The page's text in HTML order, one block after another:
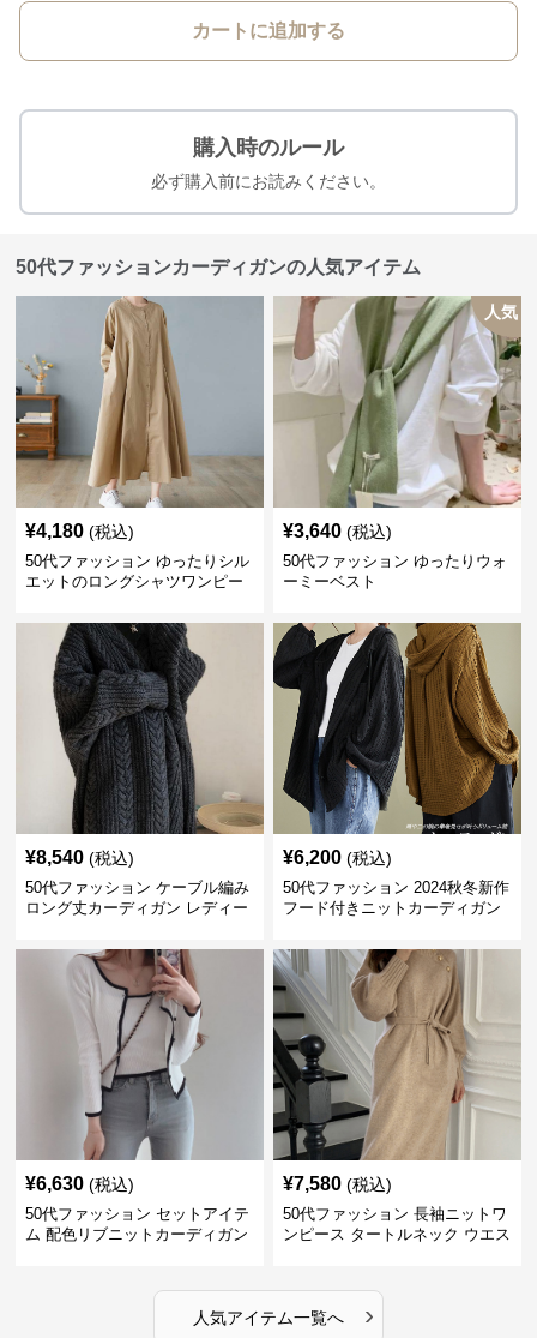
カートに追加する
購入時のルール
必ず購入前にお読みください。
50代ファッションカーディガンの人気アイテム
¥4,180 (税込)
50代ファッション ゆったりシル
エットのロングシャツワンピー
人気
¥3,640 (税込)
50代ファッション ゆったりウォ
ーミーベスト
¥8,540 (税込)
50代ファッション ケーブル編み
ロング丈カーディガン レディー
¥6,200 (税込)
50代ファッション 2024秋冬新作
フード付きニットカーディガン
¥6,630 (税込)
50代ファッション セットアイテ
ム 配色リブニットカーディガン
¥7,580 (税込)
50代ファッション 長袖ニットワ
ンピース タートルネック ウエス
人気アイテム一覧へ ›